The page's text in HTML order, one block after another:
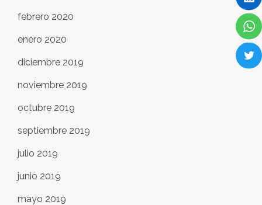
febrero 2020
enero 2020
diciembre 2019
noviembre 2019
octubre 2019
septiembre 2019
julio 2019
junio 2019
mayo 2019